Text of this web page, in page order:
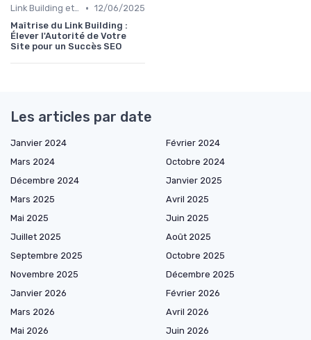
Link Building et Autorité de Site • 12/06/2025
Maîtrise du Link Building :
Élever l'Autorité de Votre
Site pour un Succès SEO
Les articles par date
Janvier 2024
Février 2024
Mars 2024
Octobre 2024
Décembre 2024
Janvier 2025
Mars 2025
Avril 2025
Mai 2025
Juin 2025
Juillet 2025
Août 2025
Septembre 2025
Octobre 2025
Novembre 2025
Décembre 2025
Janvier 2026
Février 2026
Mars 2026
Avril 2026
Mai 2026
Juin 2026